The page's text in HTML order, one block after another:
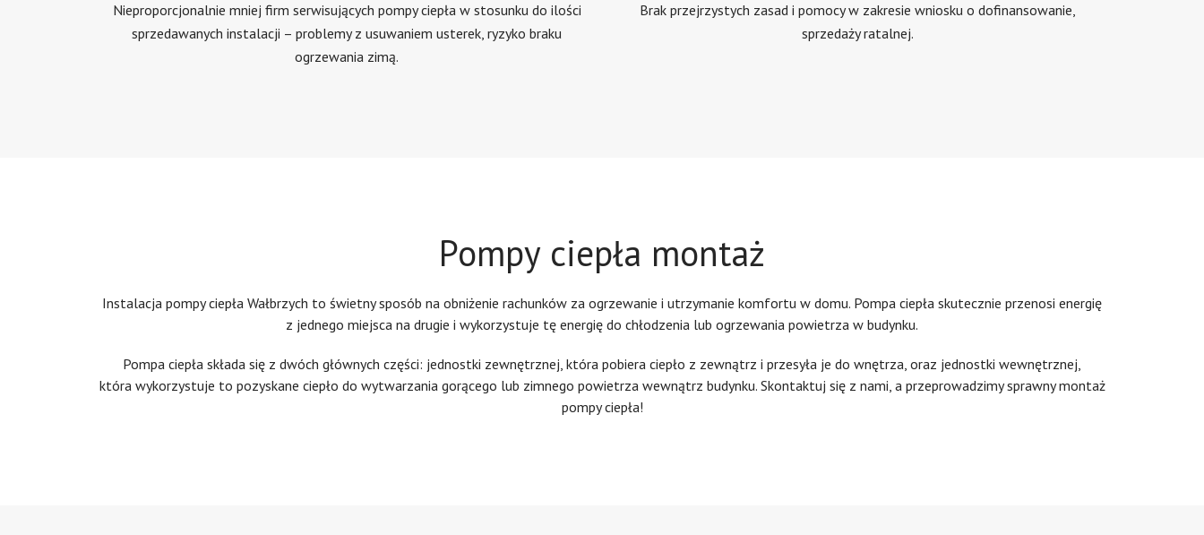
Nieproporcjonalnie mniej firm serwisujących pompy ciepła w stosunku do ilości
sprzedawanych instalacji – problemy z usuwaniem usterek, ryzyko braku
ogrzewania zimą.
Brak przejrzystych zasad i pomocy w zakresie wniosku o dofinansowanie,
sprzedaży ratalnej.
Pompy ciepła montaż
Instalacja pompy ciepła Wałbrzych to świetny sposób na obniżenie rachunków za ogrzewanie i utrzymanie komfortu w domu. Pompa ciepła skutecznie przenosi energię
z jednego miejsca na drugie i wykorzystuje tę energię do chłodzenia lub ogrzewania powietrza w budynku.
Pompa ciepła składa się z dwóch głównych części: jednostki zewnętrznej, która pobiera ciepło z zewnątrz i przesyła je do wnętrza, oraz jednostki wewnętrznej,
która wykorzystuje to pozyskane ciepło do wytwarzania gorącego lub zimnego powietrza wewnątrz budynku. Skontaktuj się z nami, a przeprowadzimy sprawny montaż
pompy ciepła!